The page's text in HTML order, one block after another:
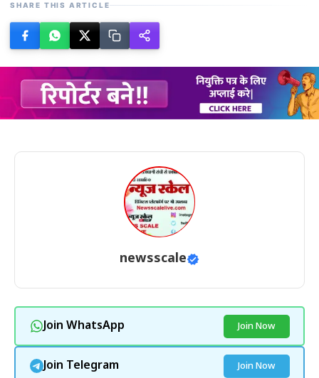
SHARE THIS ARTICLE
newsscale
Join WhatsApp Join Now
Join Telegram Join Now